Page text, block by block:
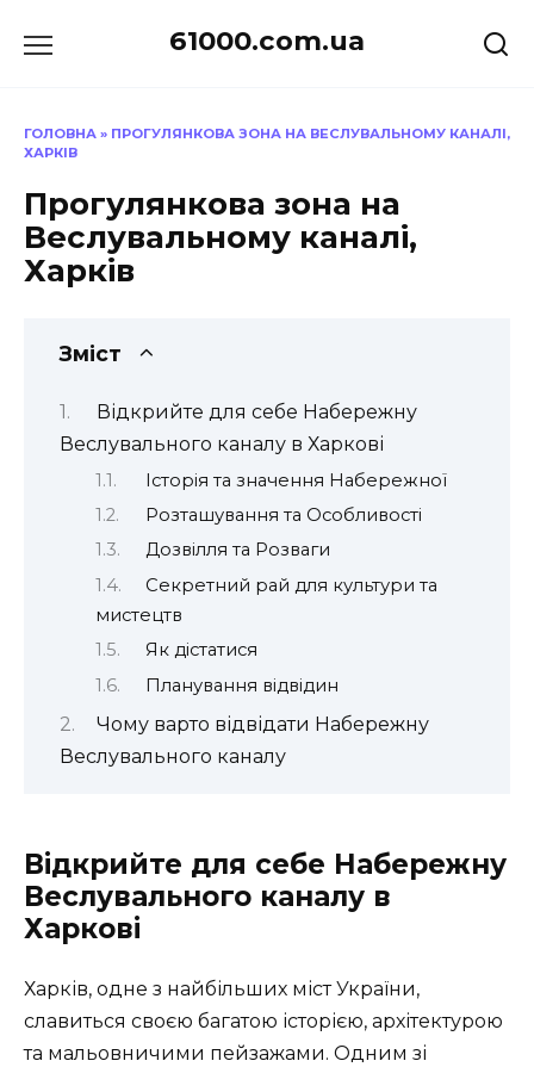
до
61000.com.ua
ГОЛОВНА » ПРОГУЛЯНКОВА ЗОНА НА ВЕСЛУВАЛЬНОМУ КАНАЛІ,
ХАРКІВ
Прогулянкова зона на
Веслувальному каналі,
Харків
Зміст
Відкрийте для себе Набережну
Веслувального каналу в Харкові
Історія та значення Набережної
Розташування та Особливості
Дозвілля та Розваги
Секретний рай для культури та
мистецтв
Як дістатися
Планування відвідин
Чому варто відвідати Набережну
Веслувального каналу
Відкрийте для себе Набережну
Веслувального каналу в
Харкові
Харків, одне з найбільших міст України,
славиться своєю багатою історією, архітектурою
та мальовничими пейзажами. Одним зі